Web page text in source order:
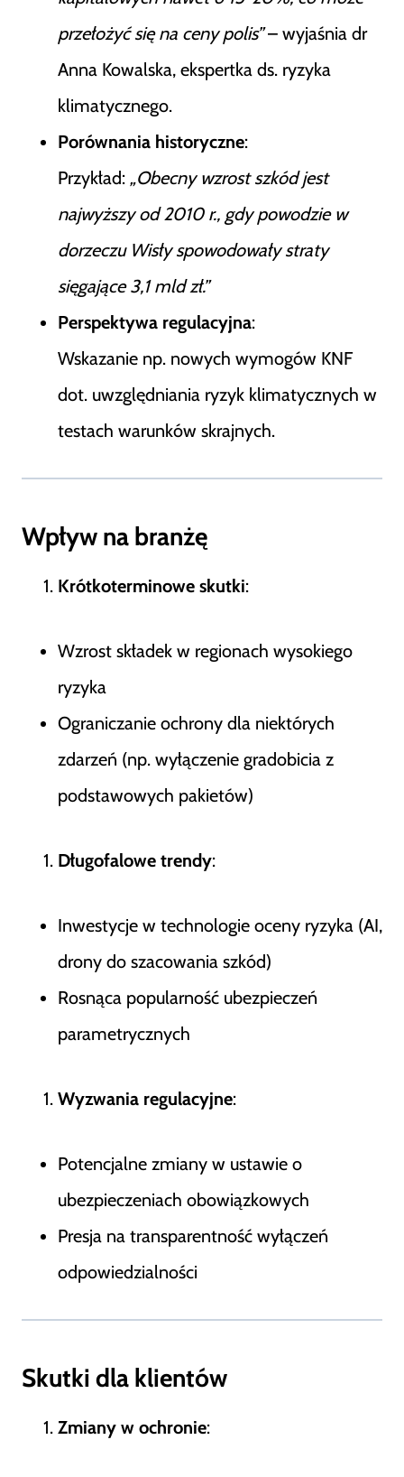
przełożyć się na ceny polis”– wyjaśnia dr
Anna Kowalska, ekspertka ds. ryzyka
klimatycznego.
Porównania historyczne:
Przykład: „Obecny wzrost szkód jest
najwyższy od 2010 r., gdy powodzie w
dorzeczu Wisły spowodowały straty
sięgające 3,1 mld zł.”
Perspektywa regulacyjna:
Wskazanie np. nowych wymogów KNF
dot. uwzględniania ryzyk klimatycznych w
testach warunków skrajnych.
Wpływ na branżę
Krótkoterminowe skutki:
Wzrost składek w regionach wysokiego
ryzyka
Ograniczanie ochrony dla niektórych
zdarzeń (np. wyłączenie gradobicia z
podstawowych pakietów)
Długofalowe trendy:
Inwestycje w technologie oceny ryzyka (AI,
drony do szacowania szkód)
Rosnąca popularność ubezpieczeń
parametrycznych
Wyzwania regulacyjne:
Potencjalne zmiany w ustawie o
ubezpieczeniach obowiązkowych
Presja na transparentność wyłączeń
odpowiedzialności
Skutki dla klientów
Zmiany w ochronie: